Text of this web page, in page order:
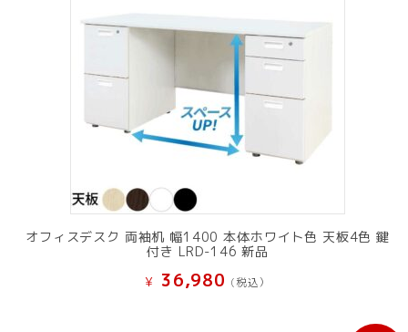
オフィスデスク 両袖机 幅1400 本体ホワイト色 天板4色 鍵
付き LRD-146 新品
¥ 36,980 (税込）